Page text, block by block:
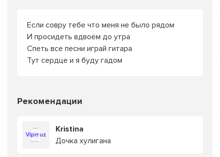
Если совру тебе что меня не было рядом
И просидеть вдвоём до утра
Спеть все песни играй гитара
Тут сердце и я буду гадом
Рекомендации
Kristina
Дочка хулигана